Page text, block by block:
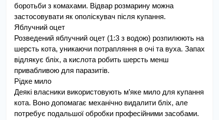
боротьби з комахами. Відвар розмарину можна
застосовувати як ополіскувач після купання.
Яблучний оцет
Розведений яблучний оцет (1:3 з водою) розпилюють на
шерсть кота, уникаючи потрапляння в очі та вуха. Запах
відлякує бліх, а кислота робить шерсть менш
привабливою для паразитів.
Рідке мило
Деякі власники використовують м’яке мило для купання
кота. Воно допомагає механічно видалити бліх, але
потребує подальшої обробки професійними засобами.